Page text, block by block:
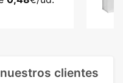
clientes